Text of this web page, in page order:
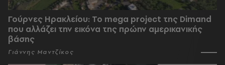
Γούρνες Ηρακλείου: To mega project της Dimand
που αλλάζει την εικόνα της πρώην αμερικανικής
βάσης
Γιάννης Μαντζίκος